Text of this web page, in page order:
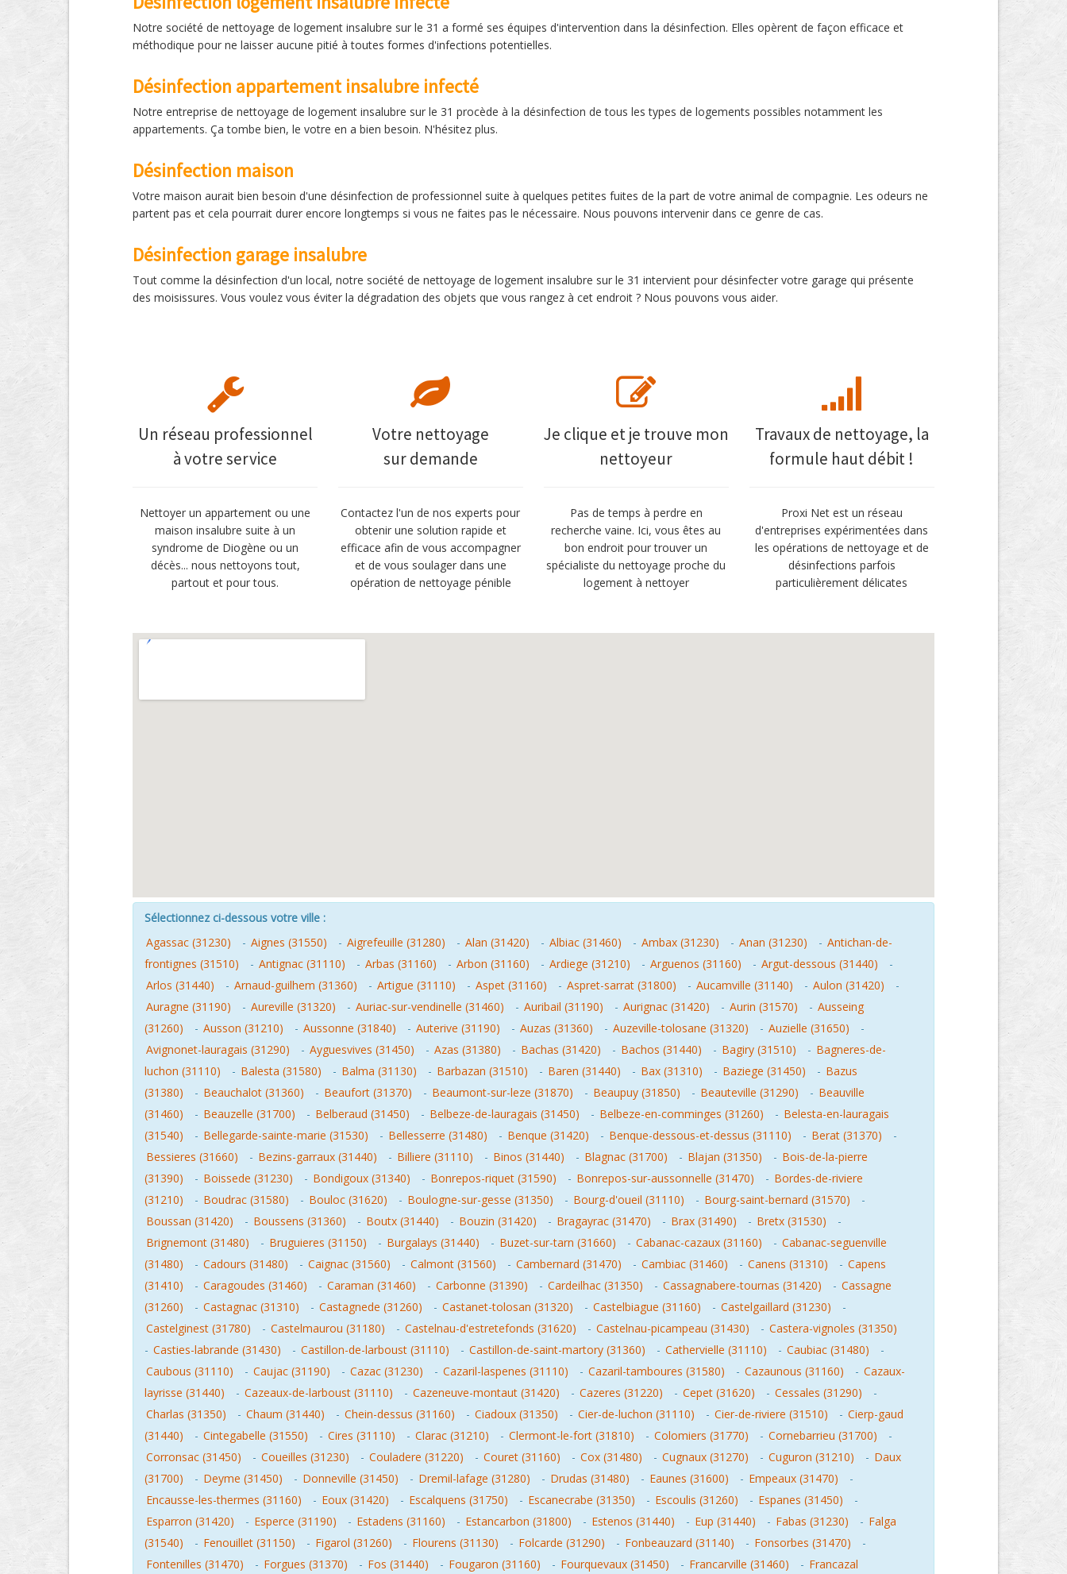
Notre société de nettoyage de logement insalubre sur le 31 a formé ses équipes d'intervention dans la désinfection. Elles opèrent de façon efficace et
méthodique pour ne laisser aucune pitié à toutes formes d'infections potentielles.
Désinfection appartement insalubre infecté
Notre entreprise de nettoyage de logement insalubre sur le 31 procède à la désinfection de tous les types de logements possibles notamment les
appartements. Ça tombe bien, le votre en a bien besoin. N'hésitez plus.
Désinfection maison
Votre maison aurait bien besoin d'une désinfection de professionnel suite à quelques petites fuites de la part de votre animal de compagnie. Les odeurs ne
partent pas et cela pourrait durer encore longtemps si vous ne faites pas le nécessaire. Nous pouvons intervenir dans ce genre de cas.
Désinfection garage insalubre
Tout comme la désinfection d'un local, notre société de nettoyage de logement insalubre sur le 31 intervient pour désinfecter votre garage qui présente
des moisissures. Vous voulez vous éviter la dégradation des objets que vous rangez à cet endroit ? Nous pouvons vous aider.
Un réseau professionnel
à votre service
Nettoyer un appartement ou une
maison insalubre suite à un
syndrome de Diogène ou un
décès... nous nettoyons tout,
partout et pour tous.
Votre nettoyage
sur demande
Contactez l'un de nos experts pour
obtenir une solution rapide et
efficace afin de vous accompagner
et de vous soulager dans une
opération de nettoyage pénible
Je clique et je trouve mon
nettoyeur
Pas de temps à perdre en
recherche vaine. Ici, vous êtes au
bon endroit pour trouver un
spécialiste du nettoyage proche du
logement à nettoyer
Travaux de nettoyage, la
formule haut débit !
Proxi Net est un réseau
d'entreprises expérimentées dans
les opérations de nettoyage et de
désinfections parfois
particulièrement délicates
Sélectionnez ci-dessous votre ville :
Agassac (31230)
- Aignes (31550) - Aigrefeuille (31280) - Alan (31420) - Albiac (31460) - Ambax (31230) - Anan (31230) - Antichan-de-
frontignes (31510)
- Antignac (31110) - Arbas (31160) - Arbon (31160) - Ardiege (31210) - Arguenos (31160) - Argut-dessous (31440)
-
Arlos (31440)
- Arnaud-guilhem (31360) - Artigue (31110) - Aspet (31160) - Aspret-sarrat (31800) - Aucamville (31140) - Aulon (31420)
-
Auragne (31190)
- Aureville (31320) - Auriac-sur-vendinelle (31460) - Auribail (31190) - Aurignac (31420) - Aurin (31570) - Ausseing
(31260)
- Ausson (31210) - Aussonne (31840) - Auterive (31190) - Auzas (31360) - Auzeville-tolosane (31320) - Auzielle (31650)
-
Avignonet-lauragais (31290)
- Ayguesvives (31450) - Azas (31380) - Bachas (31420) - Bachos (31440) - Bagiry (31510) - Bagneres-de-
luchon (31110)
- Balesta (31580) - Balma (31130) - Barbazan (31510) - Baren (31440) - Bax (31310) - Baziege (31450) - Bazus
(31380)
- Beauchalot (31360) - Beaufort (31370) - Beaumont-sur-leze (31870) - Beaupuy (31850) - Beauteville (31290) - Beauville
(31460)
- Beauzelle (31700) - Belberaud (31450) - Belbeze-de-lauragais (31450) - Belbeze-en-comminges (31260) - Belesta-en-lauragais
(31540)
- Bellegarde-sainte-marie (31530) - Bellesserre (31480) - Benque (31420) - Benque-dessous-et-dessus (31110) - Berat (31370)
-
Bessieres (31660)
- Bezins-garraux (31440) - Billiere (31110) - Binos (31440) - Blagnac (31700) - Blajan (31350) - Bois-de-la-pierre
(31390)
- Boissede (31230) - Bondigoux (31340) - Bonrepos-riquet (31590) - Bonrepos-sur-aussonnelle (31470) - Bordes-de-riviere
(31210)
- Boudrac (31580) - Bouloc (31620) - Boulogne-sur-gesse (31350) - Bourg-d'oueil (31110) - Bourg-saint-bernard (31570)
-
Boussan (31420)
- Boussens (31360) - Boutx (31440) - Bouzin (31420) - Bragayrac (31470) - Brax (31490) - Bretx (31530)
-
Brignemont (31480)
- Bruguieres (31150) - Burgalays (31440) - Buzet-sur-tarn (31660) - Cabanac-cazaux (31160) - Cabanac-seguenville
(31480)
- Cadours (31480) - Caignac (31560) - Calmont (31560) - Cambernard (31470) - Cambiac (31460) - Canens (31310) - Capens
(31410)
- Caragoudes (31460) - Caraman (31460) - Carbonne (31390) - Cardeilhac (31350) - Cassagnabere-tournas (31420) - Cassagne
(31260)
- Castagnac (31310) - Castagnede (31260) - Castanet-tolosan (31320) - Castelbiague (31160) - Castelgaillard (31230)
-
Castelginest (31780)
- Castelmaurou (31180) - Castelnau-d'estretefonds (31620) - Castelnau-picampeau (31430) - Castera-vignoles (31350)
- Casties-labrande (31430) - Castillon-de-larboust (31110) - Castillon-de-saint-martory (31360) - Cathervielle (31110) - Caubiac (31480)
-
Caubous (31110)
- Caujac (31190) - Cazac (31230) - Cazaril-laspenes (31110) - Cazaril-tamboures (31580) - Cazaunous (31160) - Cazaux-
layrisse (31440)
- Cazeaux-de-larboust (31110) - Cazeneuve-montaut (31420) - Cazeres (31220) - Cepet (31620) - Cessales (31290)
-
Charlas (31350)
- Chaum (31440) - Chein-dessus (31160) - Ciadoux (31350) - Cier-de-luchon (31110) - Cier-de-riviere (31510) - Cierp-gaud
(31440)
- Cintegabelle (31550) - Cires (31110) - Clarac (31210) - Clermont-le-fort (31810) - Colomiers (31770) - Cornebarrieu (31700)
-
Corronsac (31450)
- Coueilles (31230) - Couladere (31220) - Couret (31160) - Cox (31480) - Cugnaux (31270) - Cuguron (31210) - Daux
(31700)
- Deyme (31450) - Donneville (31450) - Dremil-lafage (31280) - Drudas (31480) - Eaunes (31600) - Empeaux (31470)
-
Encausse-les-thermes (31160)
- Eoux (31420) - Escalquens (31750) - Escanecrabe (31350) - Escoulis (31260) - Espanes (31450)
-
Esparron (31420)
- Esperce (31190) - Estadens (31160) - Estancarbon (31800) - Estenos (31440) - Eup (31440) - Fabas (31230) - Falga
(31540)
- Fenouillet (31150) - Figarol (31260) - Flourens (31130) - Folcarde (31290) - Fonbeauzard (31140) - Fonsorbes (31470)
-
Fontenilles (31470)
- Forgues (31370) - Fos (31440) - Fougaron (31160) - Fourquevaux (31450) - Francarville (31460) - Francazal